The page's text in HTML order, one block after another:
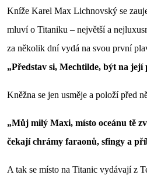
Kníže Karel Max Lichnovský se
mluví o Titaniku – největší a
za několik dní vydá na svou první
„Představ si, Mechtilde, být na
Kněžna se jen usměje a položí před
„Můj milý Maxi, místo oceánu tě
čekají chrámy faraonů, sfingy a
A tak se místo na Titanic vydávají z